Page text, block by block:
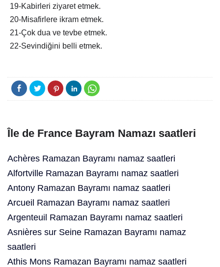
19-Kabirleri ziyaret etmek.
20-Misafirlere ikram etmek.
21-Çok dua ve tevbe etmek.
22-Sevindiğini belli etmek.
Île de France Bayram Namazı saatleri
Achères Ramazan Bayramı namaz saatleri
Alfortville Ramazan Bayramı namaz saatleri
Antony Ramazan Bayramı namaz saatleri
Arcueil Ramazan Bayramı namaz saatleri
Argenteuil Ramazan Bayramı namaz saatleri
Asnières sur Seine Ramazan Bayramı namaz
saatleri
Athis Mons Ramazan Bayramı namaz saatleri